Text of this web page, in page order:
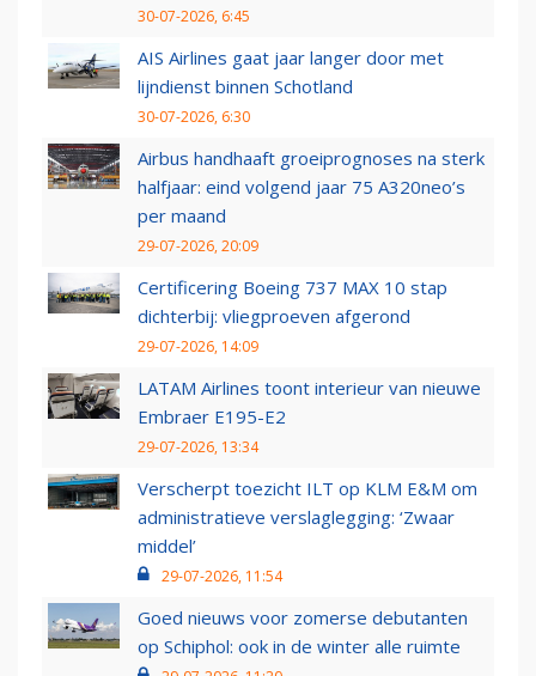
30-07-2026, 6:45
AIS Airlines gaat jaar langer door met
lijndienst binnen Schotland
30-07-2026, 6:30
Airbus handhaaft groeiprognoses na sterk
halfjaar: eind volgend jaar 75 A320neo’s
per maand
29-07-2026, 20:09
Certificering Boeing 737 MAX 10 stap
dichterbij: vliegproeven afgerond
29-07-2026, 14:09
LATAM Airlines toont interieur van nieuwe
Embraer E195-E2
29-07-2026, 13:34
Verscherpt toezicht ILT op KLM E&M om
administratieve verslaglegging: ‘Zwaar
middel’
29-07-2026, 11:54
Goed nieuws voor zomerse debutanten
op Schiphol: ook in de winter alle ruimte